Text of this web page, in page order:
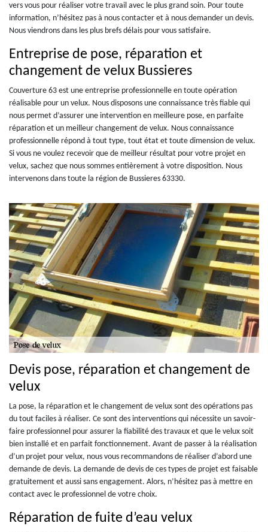
vers vous pour réaliser votre travail avec le plus grand soin. Pour toute
information, n’hésitez pas à nous contacter et à nous demander un devis.
Nous viendrons dans les plus brefs délais pour vous satisfaire.
Entreprise de pose, réparation et
changement de velux Bussieres
Couverture 63 est une entreprise professionnelle en toute opération
réalisable pour un velux. Nous disposons une connaissance très fiable qui
nous permet d’assurer une intervention en meilleure pose, en parfaite
réparation et un meilleur changement de velux. Nous connaissance
professionnelle répond à tout type, tout état et toute dimension de velux.
Si vous ne voulez recevoir que de meilleur résultat pour votre projet en
velux, sachez que nous sommes entièrement à votre disposition. Nous
intervenons dans toute la région de Bussieres 63330.
Devis pose, réparation et changement de
velux
La pose, la réparation et le changement de velux sont des opérations pas
du tout faciles à réaliser. Ce sont des interventions qui nécessite un savoir-
faire professionnel pour assurer la fiabilité des travaux et que le velux soit
bien installé et en parfait fonctionnement. Avant de passer à la réalisation
d’un projet pour velux, nous vous recommandons de réaliser d’abord une
demande de devis. La demande de devis de ces types de projet est faisable
gratuitement et aussi sans engagement. Alors, n’hésitez pas à mettre en
contact avec le professionnel de votre choix.
Réparation de fuite d’eau velux